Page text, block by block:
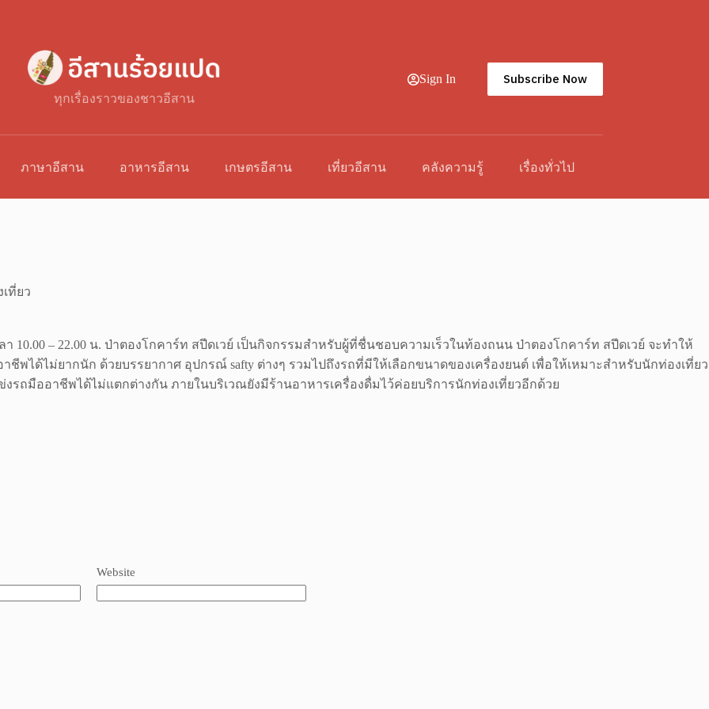
ทุกเรื่องราวของชาวอีสาน
Sign In Subscribe Now
ภาษาอีสาน อาหารอีสาน เกษตรอีสาน เที่ยวอีสาน คลังความรู้ เรื่องทั่วไป
ที่ยว
10.00 – 22.00 น. ป่าตองโกคาร์ท สปีดเวย์ เป็นกิจกรรมสำหรับผู้ที่ชื่นชอบความเร็วในท้องถนน ป่าตองโกคาร์ท สปีดเวย์ จะทำให้
ได้ไม่ยากนัก ด้วยบรรยากาศ อุปกรณ์ safty ต่างๆ รวมไปถึงรถที่มีให้เลือกขนาดของเครื่องยนต์ เพื่อให้เหมาะสำหรับนักท่องเที่ยว
รถมืออาชีพได้ไม่แตกต่างกัน ภายในบริเวณยังมีร้านอาหารเครื่องดื่มไว้ค่อยบริการนักท่องเที่ยวอีกด้วย
Website